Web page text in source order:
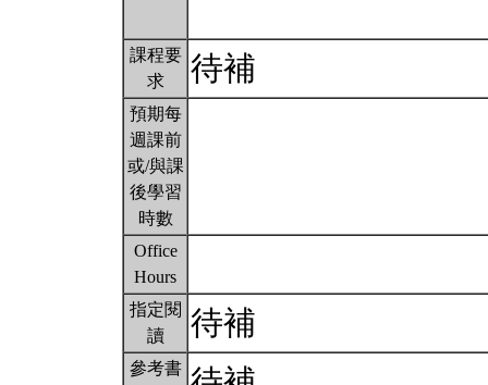
課程要
求
待補
預期每
週課前
或/與課
後學習
時數
Office
Hours
指定閱
讀
待補
參考書